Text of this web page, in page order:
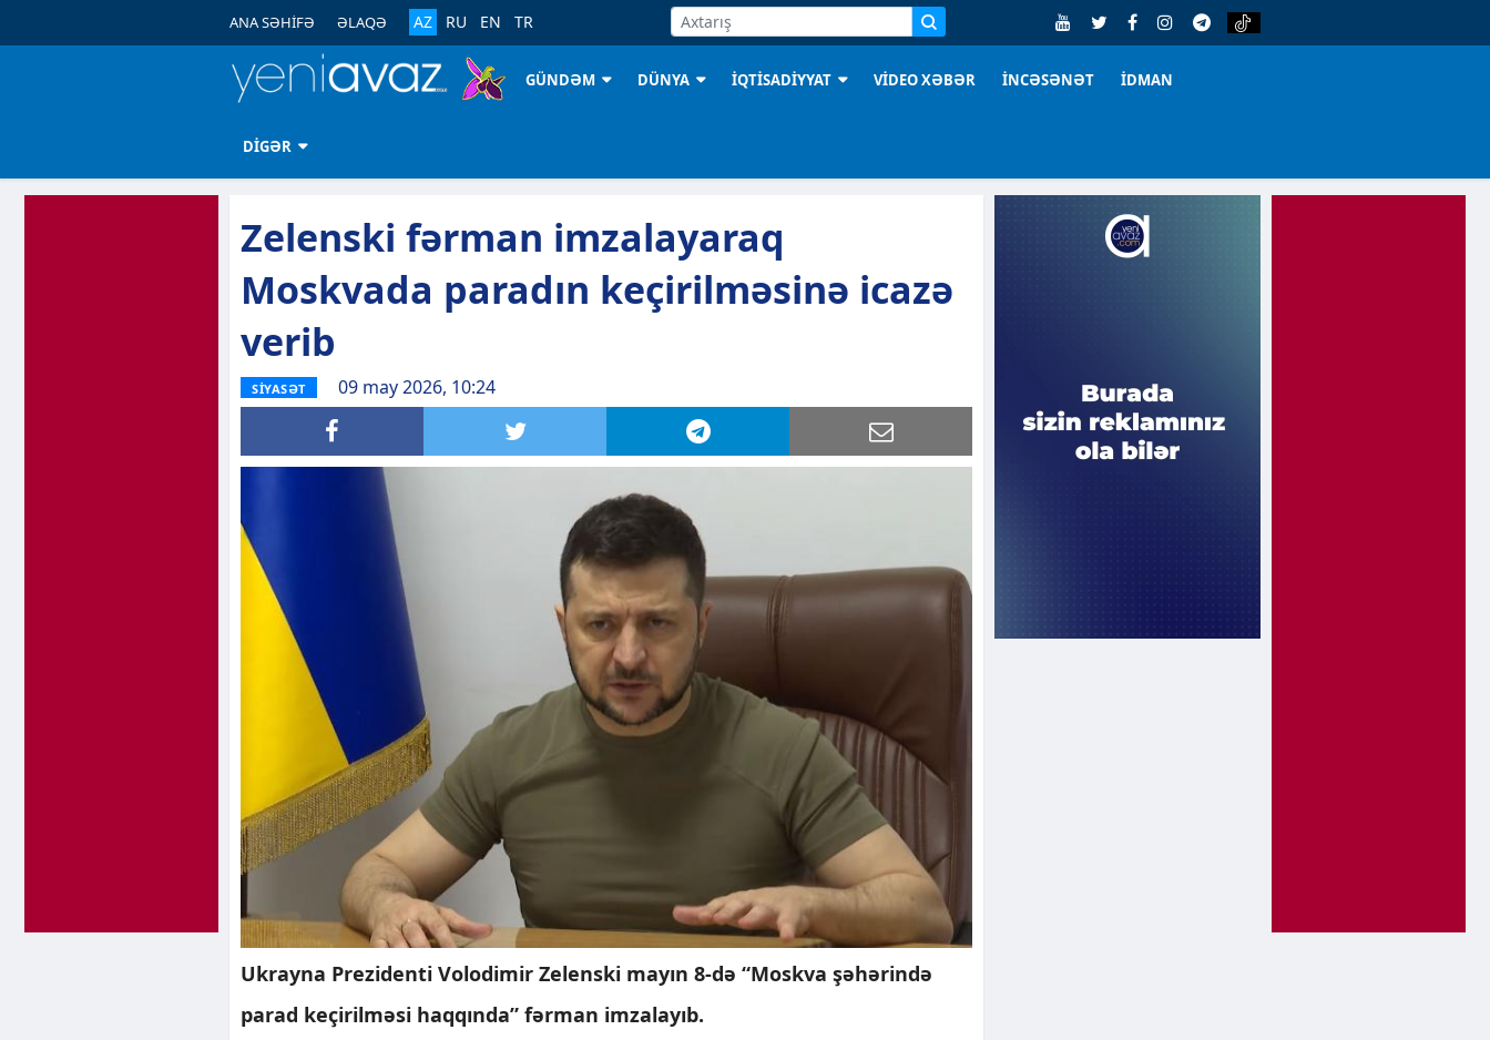
ANA SƏHİFƏ ƏLAQƏ AZ RU EN TR
GÜNDƏM DÜNYA İQTİSADİYYAT VİDEO XƏBƏR İNCƏSƏNƏT İDMAN
DİGƏR
Zelenski fərman imzalayaraq
Moskvada paradın keçirilməsinə icazə
verib
SİYASƏT 09 may 2026, 10:24
Ukrayna Prezidenti Volodimir Zelenski mayın 8-də “Moskva şəhərində
parad keçirilməsi haqqında” fərman imzalayıb.